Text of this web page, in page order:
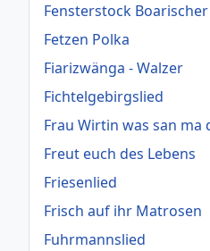
Fensterstock Boarischer
Fetzen Polka
Fiarizwänga - Walzer
Fichtelgebirgslied
Frau Wirtin was san ma
Freut euch des Lebens
Friesenlied
Frisch auf ihr Matrosen
Fuhrmannslied